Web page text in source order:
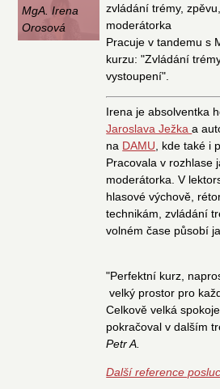
MgA. Irena
Orosová
zvládání trémy, zpěvu,
moderátorka
Pracuje v tandemu s
kurzu: "Zvládání
vystoupení".
Irena je absolventka
Jaroslava Ježkaa
na DAMU , kde také i
Pracovala v rozhlase
moderátorka. V
hlasové výchově,
technikám, zvládání
volném čase působí
"Perfektní kurz,
velký prostor pro
Celkově velká
pokračoval v
Petr A.
Další reference